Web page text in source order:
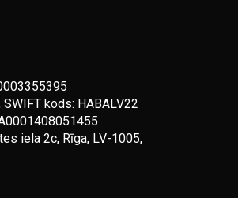
SWIFT kods: HABALV22
iela 2c, Rīga, LV-1005,